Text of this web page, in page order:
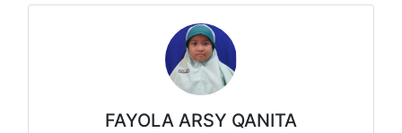
FAYOLA ARSY QANITA